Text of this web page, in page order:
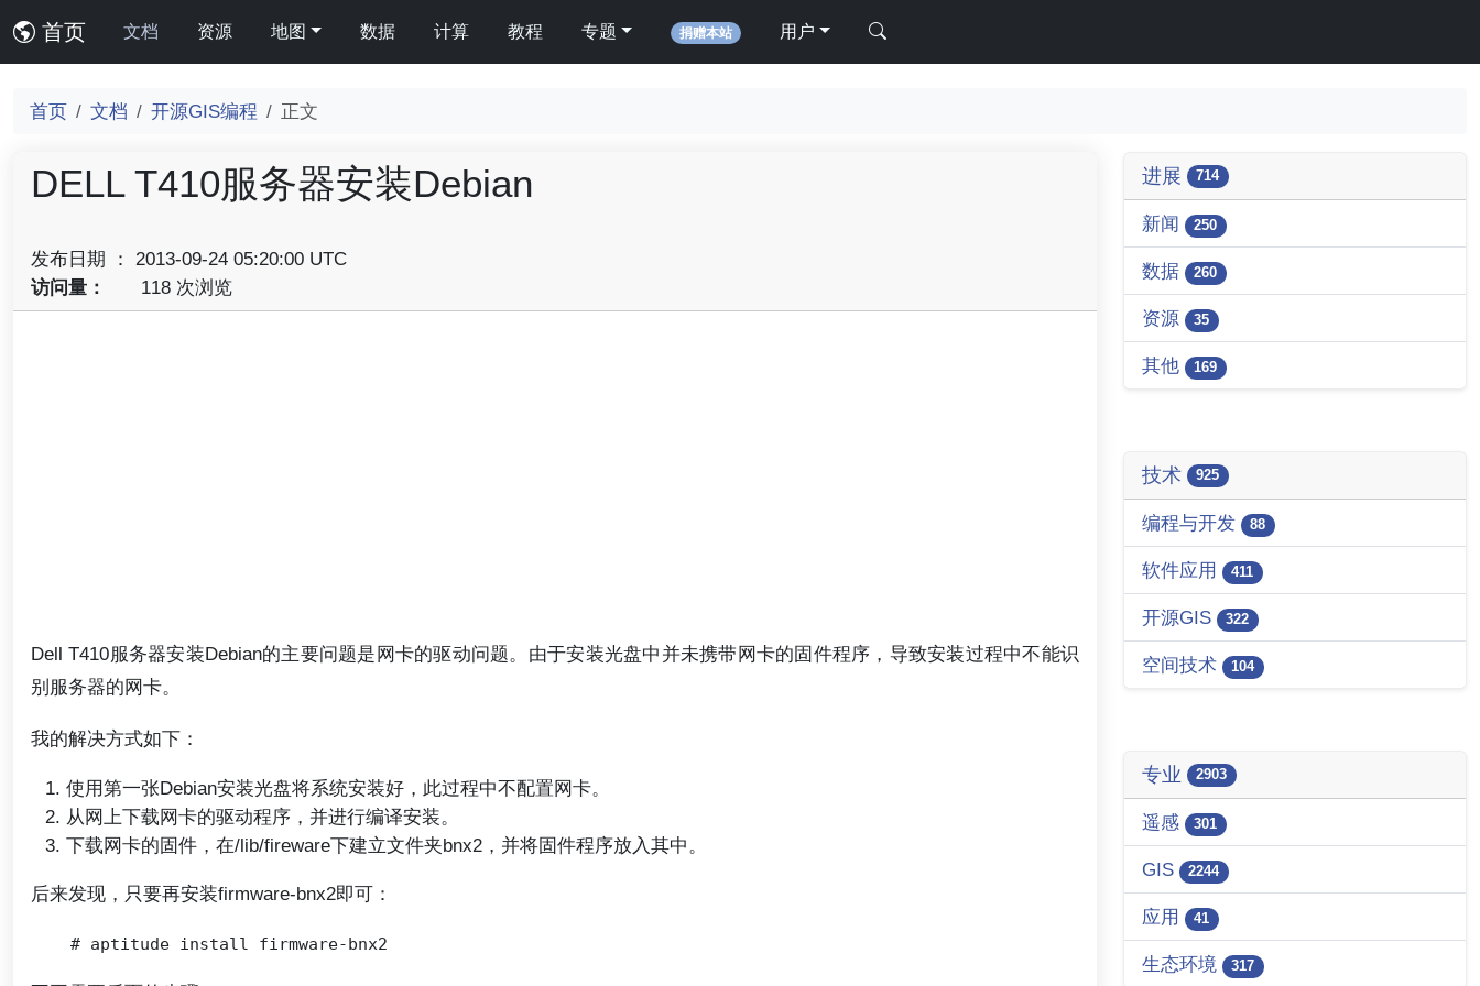
首页 文档 资源 地图 数据 计算 教程 专题 捐赠本站 用户
首页 文档 开源GIS编程 正文
DELL T410服务器安装Debian
发布日期 ： 2013-09-24 05:20:00 UTC
访问量：
118 次浏览
Dell T410服务器安装Debian的主要问题是网卡的驱动问题。由于安装光盘中并未携带网卡的固件程序，导致安装过程中不能识
别服务器的网卡。
我的解决方式如下：
使用第一张Debian安装光盘将系统安装好，此过程中不配置网卡。
从网上下载网卡的驱动程序，并进行编译安装。
下载网卡的固件，在/lib/fireware下建立文件夹bnx2，并将固件程序放入其中。
后来发现，只要再安装firmware-bnx2即可：
进展 714
新闻 250
数据 260
资源 35
其他 169
技术 925
编程与开发 88
软件应用 411
开源GIS 322
空间技术 104
专业 2903
遥感 301
GIS 2244
应用 41
生态环境 317